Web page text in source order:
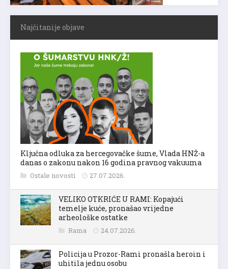
Najčitanije objave
Ključna odluka za hercegovačke šume, Vlada HNŽ-a
danas o zakonu nakon 16 godina pravnog vakuuma
Ostale novosti 27.07.2026.
VELIKO OTKRIĆE U RAMI: Kopajući
temelje kuće, pronašao vrijedne
arheološke ostatke
Rama 24.07.2026.
Policija u Prozor-Rami pronašla heroin i
uhitila jednu osobu